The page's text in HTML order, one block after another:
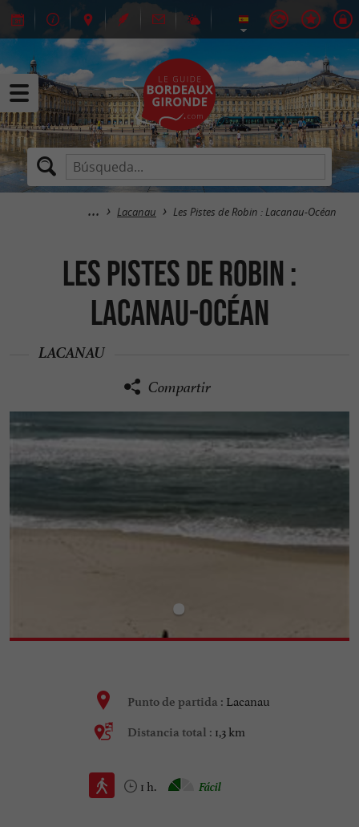
Lacanau Les Pistes de Robin : Lacanau-Océan
Les Pistes de Robin :
Lacanau-Océan
LACANAU
Compartir
Punto de partida : Lacanau
Distancia total : 1,3 km
1 h. Fácil